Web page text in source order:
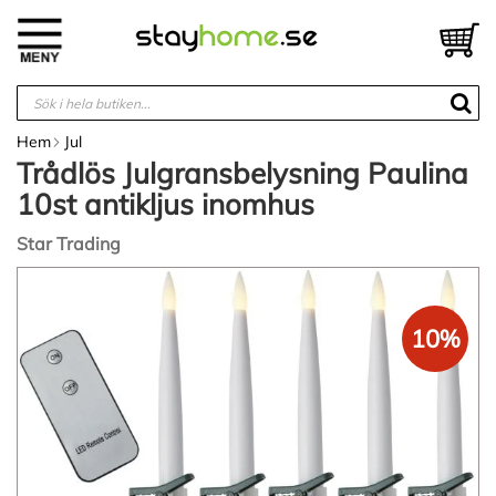
innehållet
Hem Jul
Trådlös Julgransbelysning Paulina
10st antikljus inomhus
Star Trading
bildgalleriet
10%